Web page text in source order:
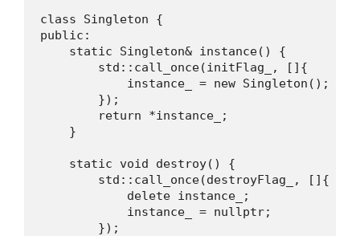
class Singleton {
public:
    static Singleton& instance() {
        std::call_once(initFlag_, []{
            instance_ = new Singleton();
        });
        return *instance_;
    }
    static void destroy() {
        std::call_once(destroyFlag_, []{
            delete instance_;
            instance_ = nullptr;
        });